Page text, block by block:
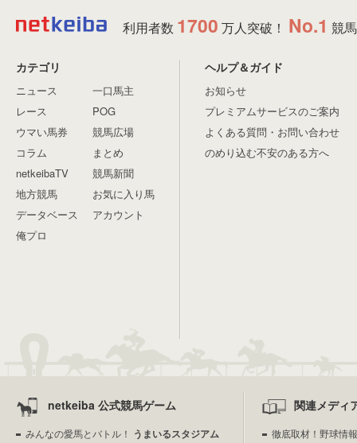
利用者数 1700 万人突破！ No.1 競
カテゴリ
ニュース
レース
ウマい馬券
コラム
netkeibaTV
地方競馬
データベース
俺プロ
一口馬主
POG
競馬広場
まとめ
競馬新聞
お気に入り馬
アカウント
ヘルプ＆ガイド
お知らせ
プレミアムサービスのご案内
よくある質問・お問い合わせ
のめり込む不安のある方へ
netkeiba 公式競馬ゲーム
みんなの愛馬とバトル！ うまいるスタジアム
関連メディ
徹底取材！野球情